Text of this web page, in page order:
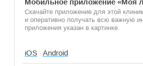
Мобильное приложение «Моя
Скачайте приложение для этой
и оперативно получать всю важную
приложения указан в картинке.
iOS Android